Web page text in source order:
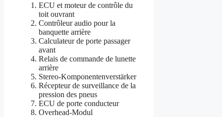
ECU et moteur de contrôle du
toit ouvrant
Contrôleur audio pour la
banquette arrière
Calculateur de porte passager
avant
Relais de commande de lunette
arrière
Stereo-Komponentenverstärker
Récepteur de surveillance de la
pression des pneus
ECU de porte conducteur
Overhead-Modul